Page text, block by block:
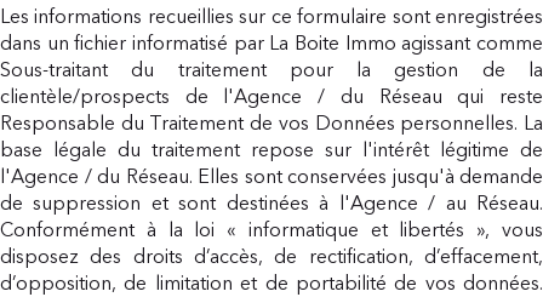
Les informations recueillies sur ce formulaire sont enregistrées
dans un fichier informatisé par La Boite Immo agissant comme
Sous-traitant du traitement pour la gestion de la
clientèle/prospects de l'Agence / du Réseau qui reste
Responsable du Traitement de vos Données personnelles. La
base légale du traitement repose sur l'intérêt légitime de
l'Agence / du Réseau. Elles sont conservées jusqu'à demande
de suppression et sont destinées à l'Agence / au Réseau.
Conformément à la loi « informatique et libertés », vous
disposez des droits d’accès, de rectification, d’effacement,
d’opposition, de limitation et de portabilité de vos données.